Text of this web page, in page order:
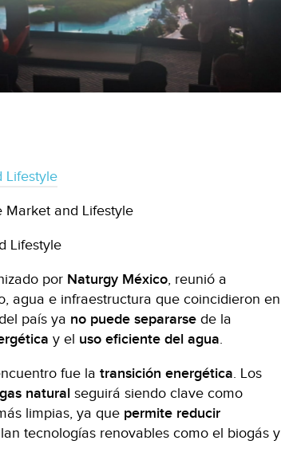
Lifestyle
Market and Lifestyle
Lifestyle
por Naturgy México, reunió a
agua e infraestructura que coincidieron en
país ya no puede separarse de la
y el uso eficiente del agua.
fue la transición energética. Los
gas natural seguirá siendo clave como
limpias, ya que permite reducir
tecnologías renovables como el biogás y